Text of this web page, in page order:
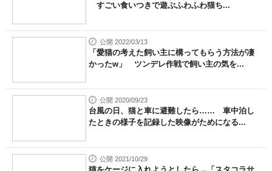
すごい食いつきで遊ぶふわふわ猫ち...
公開 2022/03/13
「愛猫の考えた飼い主に構ってもらう方法が凄
かったw」 ツンデレ作戦で飼い主の気を...
公開 2020/09/23
台風の日、猫と車に避難したら…… 車中泊し
たときの様子を記録した映像がためになる...
公開 2021/10/29